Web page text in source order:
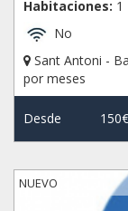
Habitaciones: 1
No
Sant Antoni -
por meses
Desde 150€
NUEVO